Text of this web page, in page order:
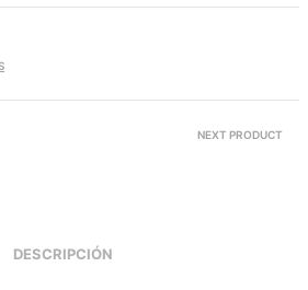
NEXT PRODUCT
DESCRIPCIÓN